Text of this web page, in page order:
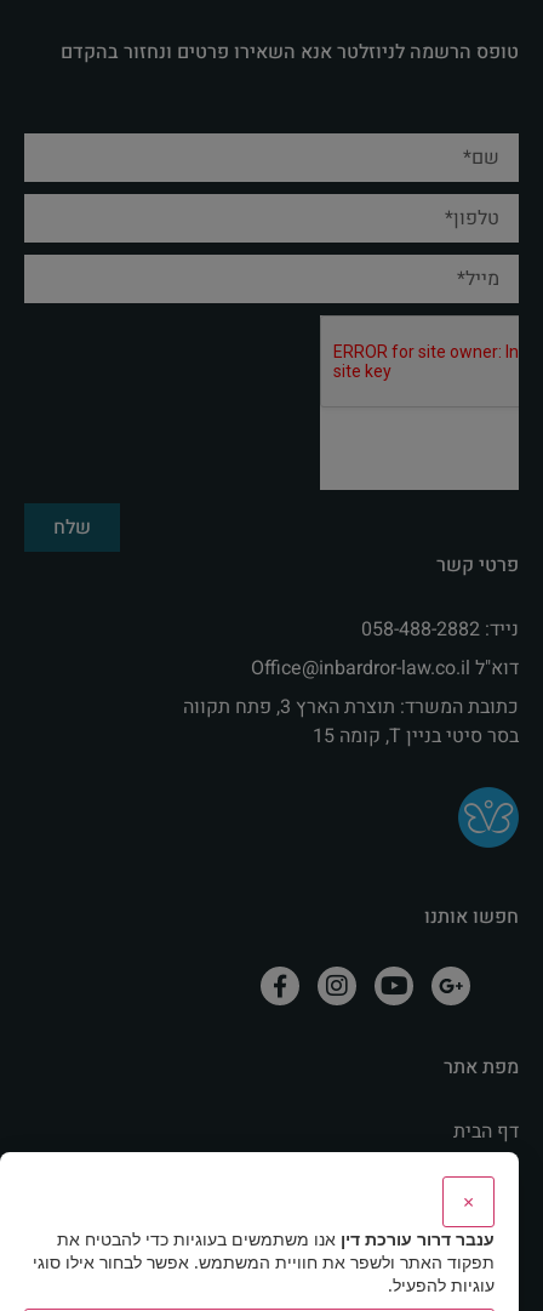
מפת אתר
דף הבית
אודות
מהתקשורת
תחומי התמחות
מאמרים ותוכנית רדיו
חפשו אותנו
פרטי קשר
נייד: 058-488-2882
דוא"ל Office@inbardror-law.co.il‏
כתובת המשרד: תוצרת הארץ 3, פתח תקווה
בסר סיטי בניין T, קומה 15
טופס הרשמה לניוזלטר אנא השאירו פרטים ונחזור בהקדם
שלח
×
ענבר דרור עורכת דין אנו משתמשים בעוגיות כדי להבטיח את
תפקוד האתר ולשפר את חוויית המשתמש. אפשר לבחור אילו סוגי
עוגיות להפעיל.